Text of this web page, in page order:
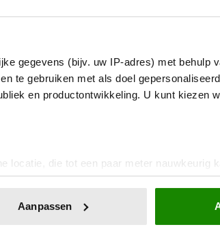
gegevens (bijv. uw IP-adres) met behulp
te gebruiken met als doel
en productontwikkeling. U kunt kiezen
locatie, die tot een paar meter nauwkeurig
op specifieke eigenschappen
de Cookieverklaring.
Aanpassen